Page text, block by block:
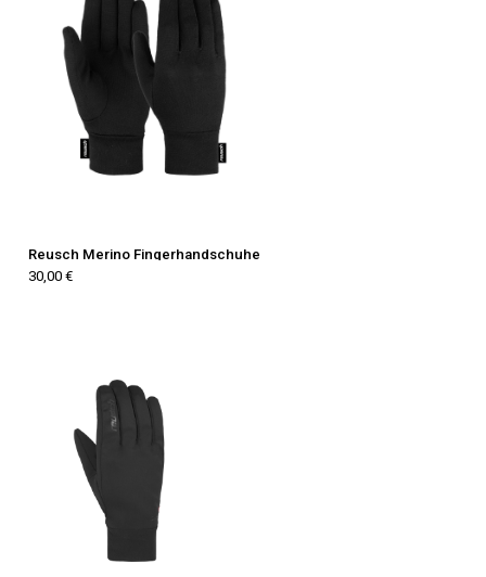
Reusch Merino Fingerhandschuhe
30,00 €